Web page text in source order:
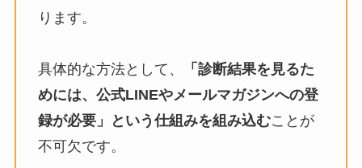
ります。
具体的な方法として、
「診断結果を見るた
めには、公式LINEやメールマガジンへの登
録が必要」という仕組みを組み込むことが
不可欠です。